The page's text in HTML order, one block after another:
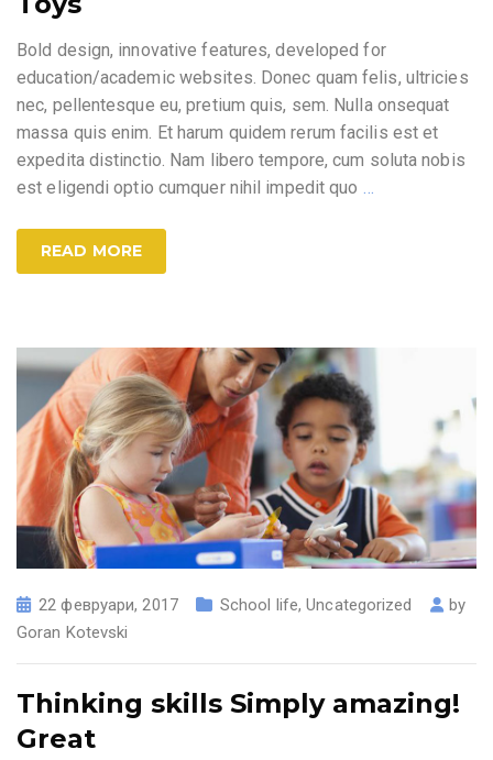
Bold design, innovative features, developed for
education/academic websites. Donec quam felis, ultricies
nec, pellentesque eu, pretium quis, sem. Nulla onsequat
massa quis enim. Et harum quidem rerum facilis est et
expedita distinctio. Nam libero tempore, cum soluta nobis
est eligendi optio cumquer nihil impedit quo …
READ MORE
22 февруари, 2017 School life,Uncategorized
by
Goran Kotevski
Thinking skills Simply amazing!
Great